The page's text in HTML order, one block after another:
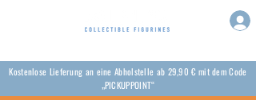
Kostenlose Lieferung an eine Abholstelle ab 29,90 € mit dem Code
„PICKUPPOINT“